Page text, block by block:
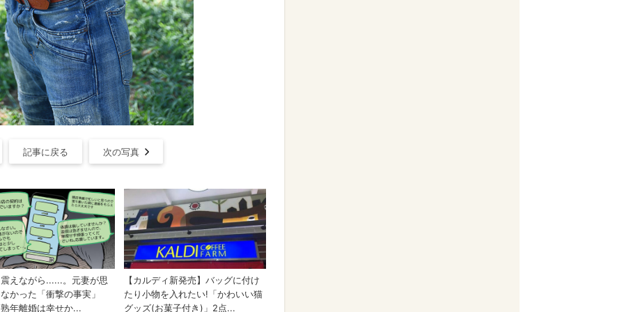
記事に戻る 次の写真